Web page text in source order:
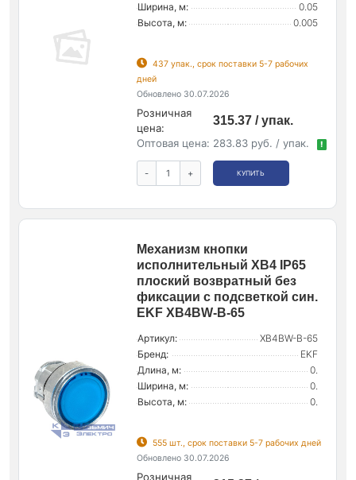
Ширина, м:
0.05
Высота, м:
0.005
437 упак., срок поставки 5-7 рабочих
дней
Обновлено 30.07.2026
Розничная
цена:
315.37 / упак.
Оптовая цена: 283.83 руб. / упак. !
- + КУПИТЬ
Механизм кнопки
исполнительный XB4 IP65
плоский возвратный без
фиксации с подсветкой син.
EKF XB4BW-B-65
Артикул:
XB4BW-B-65
Бренд:
EKF
Длина, м:
0.
Ширина, м:
0.
Высота, м:
0.
555 шт., срок поставки 5-7 рабочих дней
Обновлено 30.07.2026
Розничная